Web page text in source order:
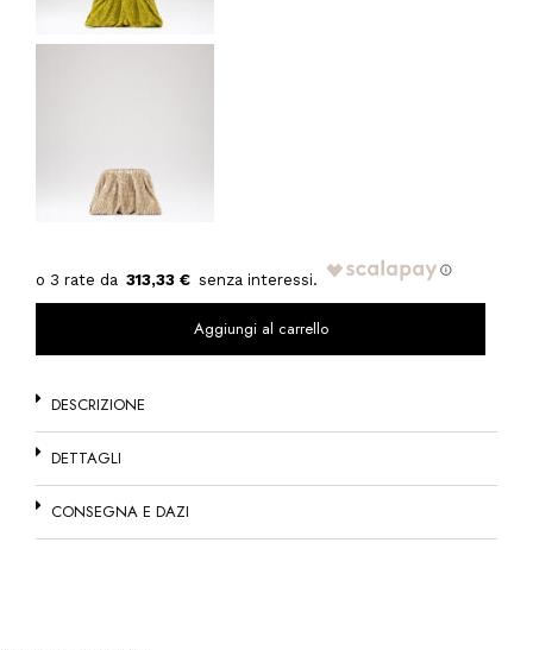
313,33 €
Aggiungi al carrello
DESCRIZIONE
DETTAGLI
CONSEGNA E DAZI